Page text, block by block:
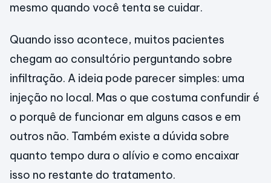
mesmo quando você tenta se cuidar.
Quando isso acontece, muitos pacientes
chegam ao consultório perguntando sobre
infiltração. A ideia pode parecer simples: uma
injeção no local. Mas o que costuma confundir é
o porquê de funcionar em alguns casos e em
outros não. Também existe a dúvida sobre
quanto tempo dura o alívio e como encaixar
isso no restante do tratamento.